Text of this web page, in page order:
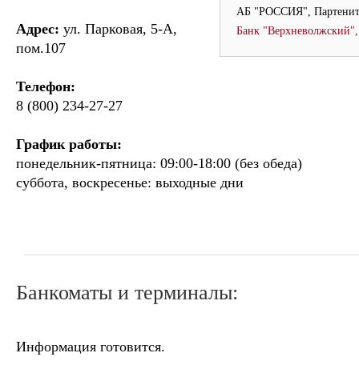
АБ "РОССИЯ", Партенит
Банк
Адрес: ул. Парковая, 5-А,
пом.107
Телефон:
8 (800) 234-27-27
График работы:
понедельник-пятница: 09:00-18:00 (без обеда)
суббота, воскресенье: выходные дни
Банкоматы и терминалы:
Информация готовится.